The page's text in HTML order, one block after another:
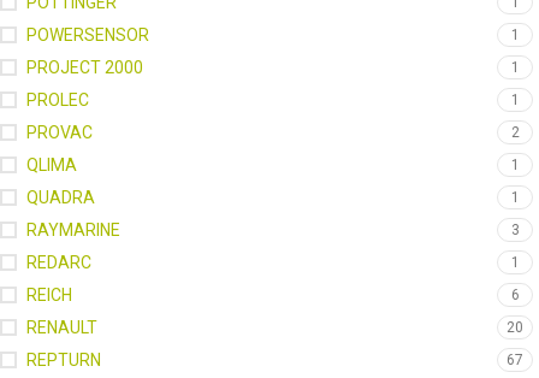
POWERSENSOR 1
PROJECT 2000 1
PROLEC 1
PROVAC 2
QLIMA 1
QUADRA 1
RAYMARINE 3
REDARC 1
REICH 6
RENAULT 20
REPTURN 67